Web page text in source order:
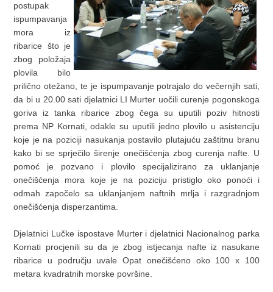
postupak
ispumpavanja
mora iz
ribarice što je
zbog položaja
plovila bilo
prilično otežano, te je ispumpavanje potrajalo do večernjih sati,
da bi u 20.00 sati djelatnici LI Murter uočili curenje pogonskoga
goriva iz tanka ribarice zbog čega su uputili poziv hitnosti
prema NP Kornati, odakle su uputili jedno plovilo u asistenciju
koje je na poziciji nasukanja postavilo plutajuću zaštitnu branu
kako bi se sprječilo širenje onečišćenja zbog curenja nafte. U
pomoć je pozvano i plovilo specijalizirano za uklanjanje
onečišćenja mora koje je na poziciju pristiglo oko ponoći i
odmah započelo sa uklanjanjem naftnih mrlja i razgradnjom
onečišćenja disperzantima.
Djelatnici Lučke ispostave Murter i djelatnici Nacionalnog parka
Kornati procjenili su da je zbog istjecanja nafte iz nasukane
ribarice u području uvale Opat onečišćeno oko 100 x 100
metara kvadratnih morske površine.